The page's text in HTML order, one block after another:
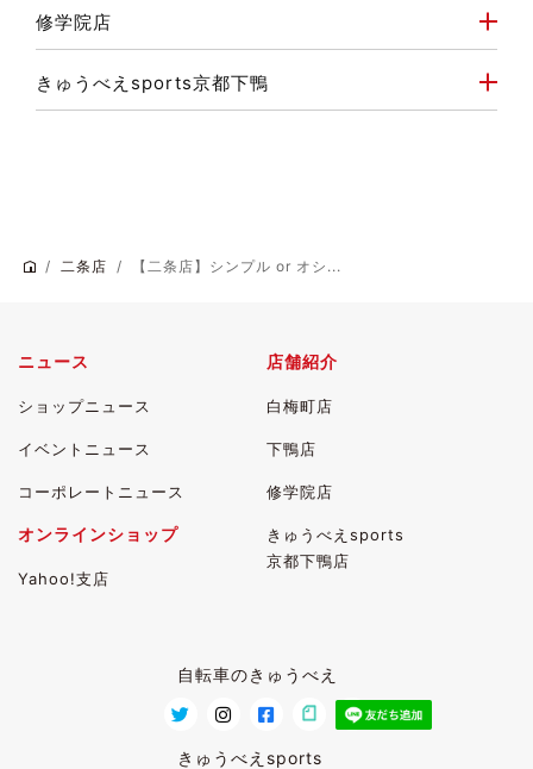
修学院店
きゅうべえsports京都下鴨
二条店 【二条店】シンプル or オシ...
ニュース
ショップニュース
イベントニュース
コーポレートニュース
店舗紹介
白梅町店
下鴨店
修学院店
きゅうべえsports
京都下鴨店
オンラインショップ
Yahoo!支店
自転車のきゅうべえ
きゅうべえsports